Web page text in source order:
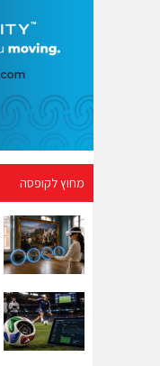
מחוץ לקופסה